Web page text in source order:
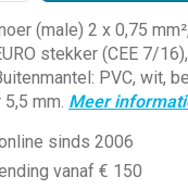
(male) 2 x 0,75
stekker (CEE 7/
PVC, wit,
mm. Meer
sinds 2006
vanaf € 150